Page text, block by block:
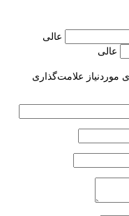
عالی
عالی
موردنیاز علامت‌گذاری